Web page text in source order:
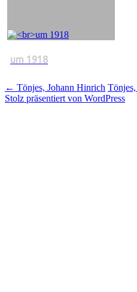
um 1918
Beitragsnavigation
← Tönjes, Johann Hinrich
Stolz präsentiert von WordPress